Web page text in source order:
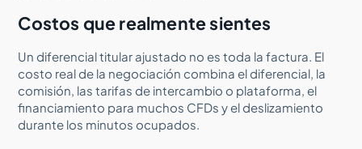
Costos que realmente sientes
Un diferencial titular ajustado no es toda la factura. El
costo real de la negociación combina el diferencial, la
comisión, las tarifas de intercambio o plataforma, el
financiamiento para muchos CFDs y el deslizamiento
durante los minutos ocupados.